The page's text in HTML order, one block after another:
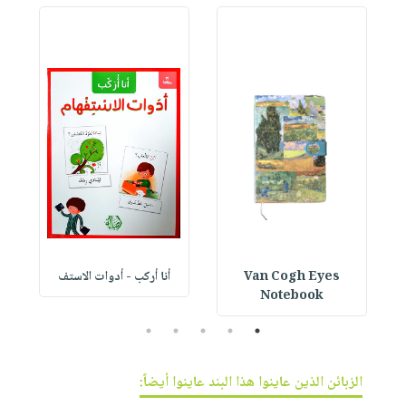
Van Cogh Eyes
Notebook
أنا أركب - أدوات الاستف
1
2
3
4
5
الزبائن الذين عاينوا هذا البند عاينوا أيضاً: